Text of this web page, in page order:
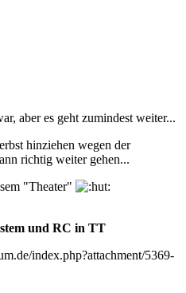
aber es geht zumindest weiter...
hinziehen wegen der
richtig weiter gehen...
"Theater"
und RC in TT